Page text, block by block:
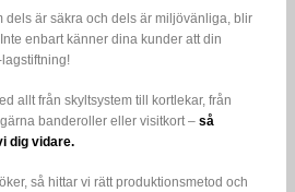
dels är säkra och dels är miljövänliga, blir
enbart känner dina kunder att din
lagstiftning!
allt från skyltsystem till kortlekar, från
banderoller eller visitkort – så
dig vidare.
så hittar vi rätt produktionsmetod och